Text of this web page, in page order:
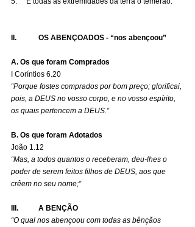
II.            OS ABENÇOADOS - “nos abençoou”
A. Os que foram Comprados
I Coríntios 6.20
“Porque fostes comprados por bom preço; glorificai,
pois, a DEUS no vosso corpo, e no vosso espírito,
os quais pertencem a DEUS.”
B. Os que foram Adotados
João 1.12
“Mas, a todos quantos o receberam, deu-lhes o
poder de serem feitos filhos de DEUS, aos que
crêem no seu nome;”
III.           A BENÇÃO
“O qual nos abençoou com todas as bênçãos